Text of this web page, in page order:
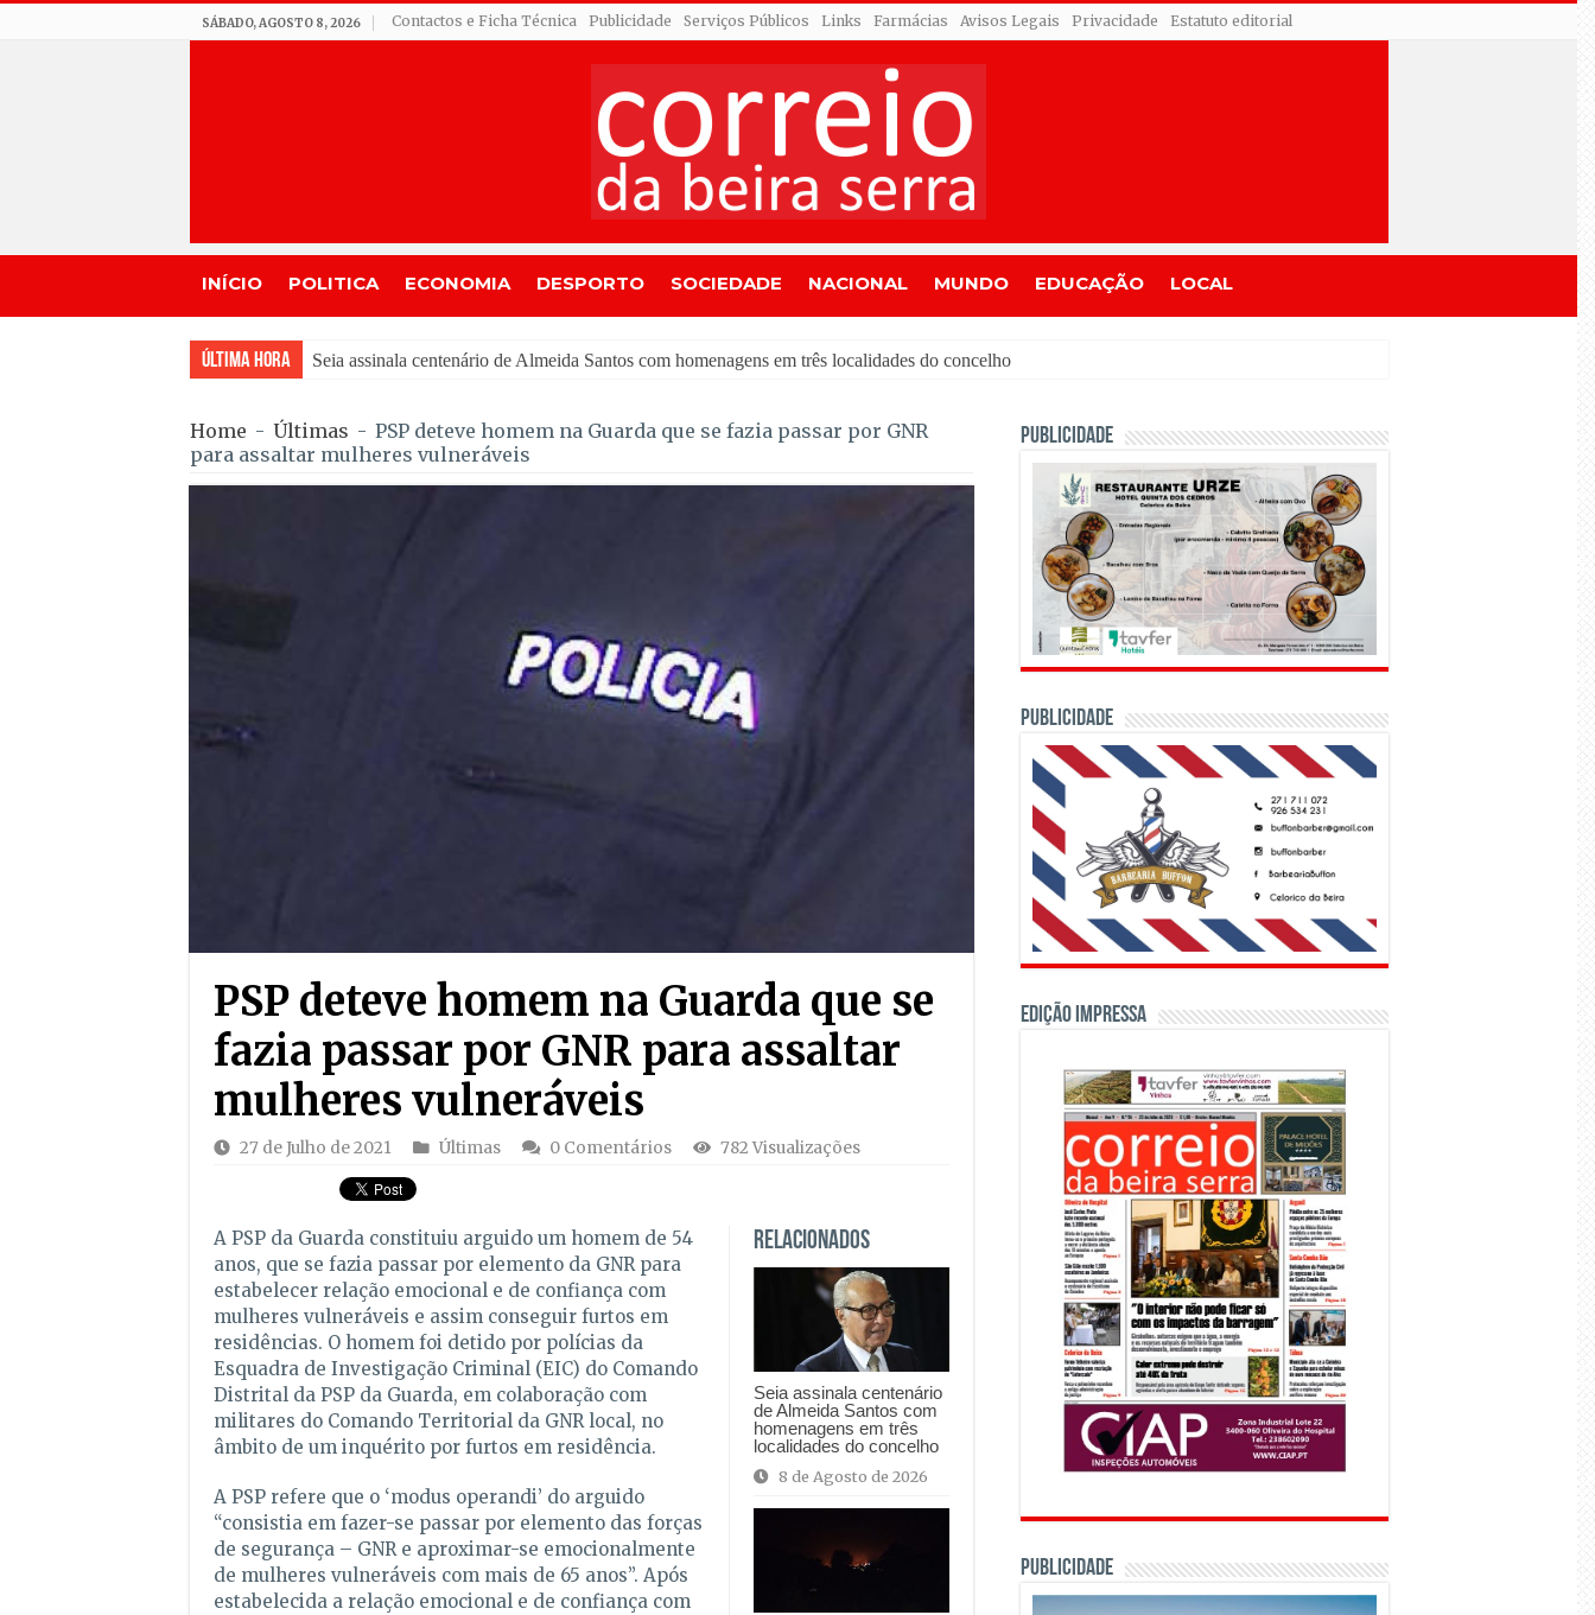
SÁBADO, AGOSTO 8, 2026 Contactos e Ficha Técnica Publicidade Serviços Públicos Links Farmácias Avisos Legais Privacidade Estatuto editorial
INÍCIO POLITICA ECONOMIA DESPORTO SOCIEDADE NACIONAL MUNDO EDUCAÇÃO LOCAL
Última Hora Incêndio em Fornos de Algod
Home - Últimas - PSP deteve homem na Guarda que se fazia passar por GNR
para assaltar mulheres vulneráveis
PSP deteve homem na Guarda que se
fazia passar por GNR para assaltar
mulheres vulneráveis
27 de Julho de 2021 Últimas 0 Comentários 782 Visualizações
Relacionados
Seia assinala centenário
de Almeida Santos com
homenagens em três
localidades do concelho
8 de Agosto de 2026
A PSP da Guarda constituiu arguido um homem de 54
anos, que se fazia passar por elemento da GNR para
estabelecer relação emocional e de confiança com
mulheres vulneráveis e assim conseguir furtos em
residências. O homem foi detido por polícias da
Esquadra de Investigação Criminal (EIC) do Comando
Distrital da PSP da Guarda, em colaboração com
militares do Comando Territorial da GNR local, no
âmbito de um inquérito por furtos em residência.
A PSP refere que o ‘modus operandi’ do arguido
“consistia em fazer-se passar por elemento das forças
de segurança – GNR e aproximar-se emocionalmente
de mulheres vulneráveis com mais de 65 anos”. Após
estabelecida a relação emocional e de confiança com
PUBLICIDADE
PUBLICIDADE
Edição Impressa
PUBLICIDADE